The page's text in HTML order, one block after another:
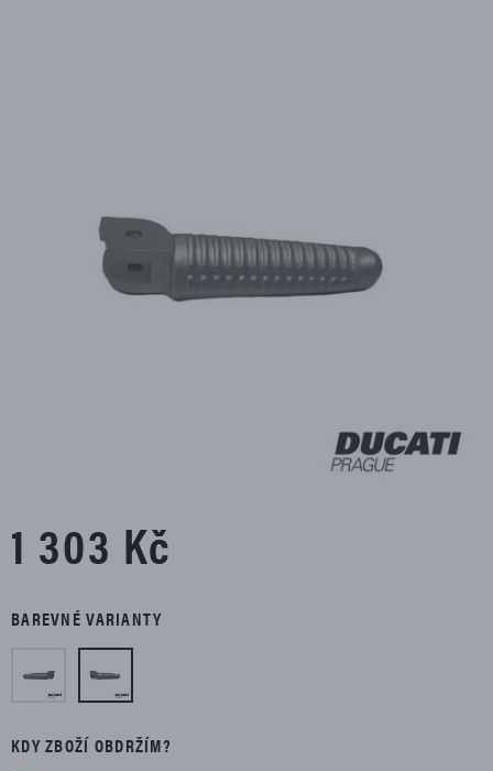
1 303 Kč
BAREVNÉ VARIANTY
KDY ZBOŽÍ OBDRŽÍM?